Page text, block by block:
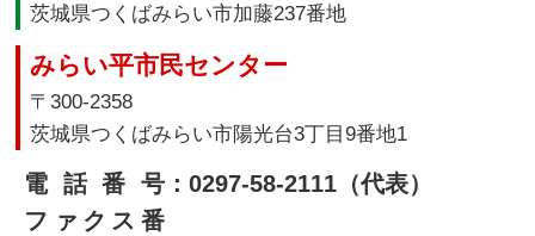
茨城県つくばみらい市加藤237番地
みらい平市民センター
〒300-2358
茨城県つくばみらい市陽光台3丁目9番地1
電話番号：0297-58-2111（代表）
ファクス番